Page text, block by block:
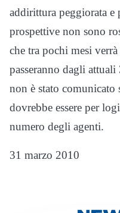
addirittura peggiorata
prospettive non sono
che tra pochi mesi
passeranno dagli
non è stato comunicato
dovrebbe essere per
numero degli agenti.
31 marzo 2010